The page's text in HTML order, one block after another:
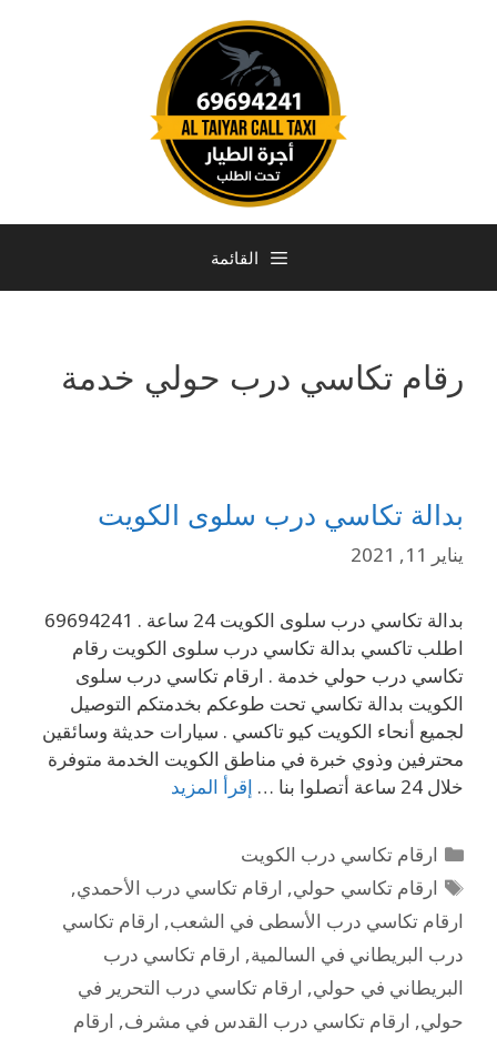
القائمة
رقام تكاسي درب حولي خدمة
بدالة تكاسي درب سلوى الكويت
يناير 11, 2021
بدالة تكاسي درب سلوى الكويت 24 ساعة . 69694241
اطلب تاكسي بدالة تكاسي درب سلوى الكويت رقام
تكاسي درب حولي خدمة . ارقام تكاسي درب سلوى
الكويت بدالة تكاسي تحت طوعكم بخدمتكم التوصيل
لجميع أنحاء الكويت كيو تاكسي . سيارات حديثة وسائقين
محترفين وذوي خبرة في مناطق الكويت الخدمة متوفرة
خلال 24 ساعة أتصلوا بنا …
إقرأ المزيد
ارقام تكاسي درب الكويت
ارقام تكاسي حولي, ارقام تكاسي درب الأحمدي,
ارقام تكاسي درب الأسطى في الشعب, ارقام تكاسي
درب البريطاني في السالمية, ارقام تكاسي درب
البريطاني في حولي, ارقام تكاسي درب التحرير في
حولي, ارقام تكاسي درب القدس في مشرف, ارقام